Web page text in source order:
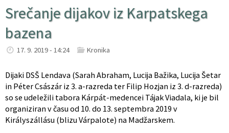
Srečanje dijakov iz Karpatskega
bazena
17. 9. 2019 - 14:24 Kronika
Dijaki DSŠ Lendava (Sarah Abraham, Lucija Bažika, Lucija Šetar
in Péter Császár iz 3. a-razreda ter Filip Hozjan iz 3. d-razreda)
so se udeležili tabora Kárpát-medencei Tájak Viadala, ki je bil
organiziran v času od 10. do 13. septembra 2019 v
Királyszállásu (blizu Várpalote) na Madžarskem.